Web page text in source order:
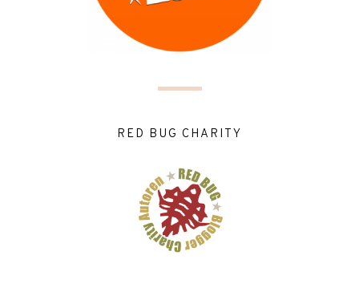
RED BUG CHARITY